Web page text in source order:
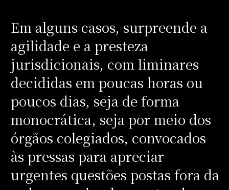
Em alguns casos, surpreende a
agilidade e a presteza
jurisdicionais, com liminares
decididas em poucas horas ou
poucos dias, seja de forma
monocrática, seja por meio dos
órgãos colegiados, convocados
às pressas para apreciar
urgentes questões postas fora da